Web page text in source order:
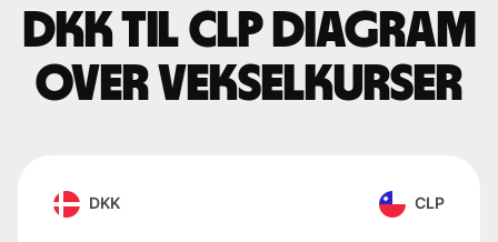
DKK til CLP Diagram
over vekselkurser
DKK CLP